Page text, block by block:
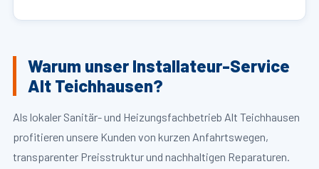
Warum unser Installateur-Service
Alt Teichhausen?
Als lokaler Sanitär- und Heizungsfachbetrieb Alt Teichhausen
profitieren unsere Kunden von kurzen Anfahrtswegen,
transparenter Preisstruktur und nachhaltigen Reparaturen.